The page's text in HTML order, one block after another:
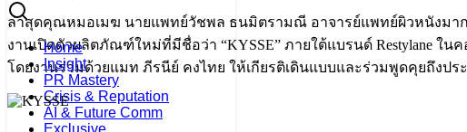
Home
Insight
PR Mastery
Crisis & Reputation
AI & Future Comm
Exclusive
ล่าสุดคุณหมอเมฆ นายแพทย์วัชพล ธนมิตรามณี อาจารย์แพทย์ผิวหนังมา
งานเปิดตัวผลิตภัณฑ์ใหม่ที่มีชื่อว่า “KYSSE” ภายใต้แบรนด์ Restylane ใน
โดยงานร่วมด้วยแมท ภีรนีย์ คงไทย ให้เกียรติเดินแบบและร่วมพูดคุยถึง